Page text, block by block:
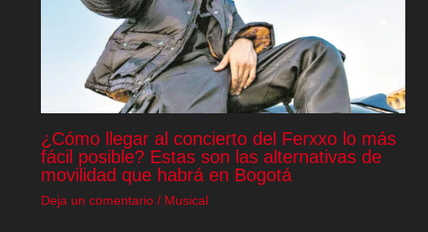
¿Cómo llegar al concierto del Ferxxo lo más
fácil posible? Estas son las alternativas de
movilidad que habrá en Bogotá
Deja un comentario / Musical